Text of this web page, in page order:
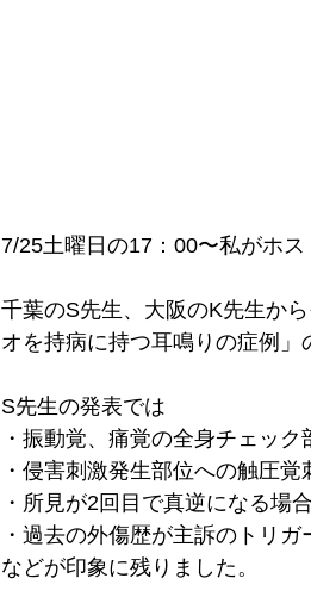
7/25土曜日の17：00〜私がホ
千葉のS先生、大阪のK先生か
オを持病に持つ耳鳴りの症例」
S先生の発表では
・振動覚、痛覚の全身チェック
・侵害刺激発生部位への触圧覚
・所見が2回目で真逆になる場
・過去の外傷歴が主訴のトリガ
などが印象に残りました。